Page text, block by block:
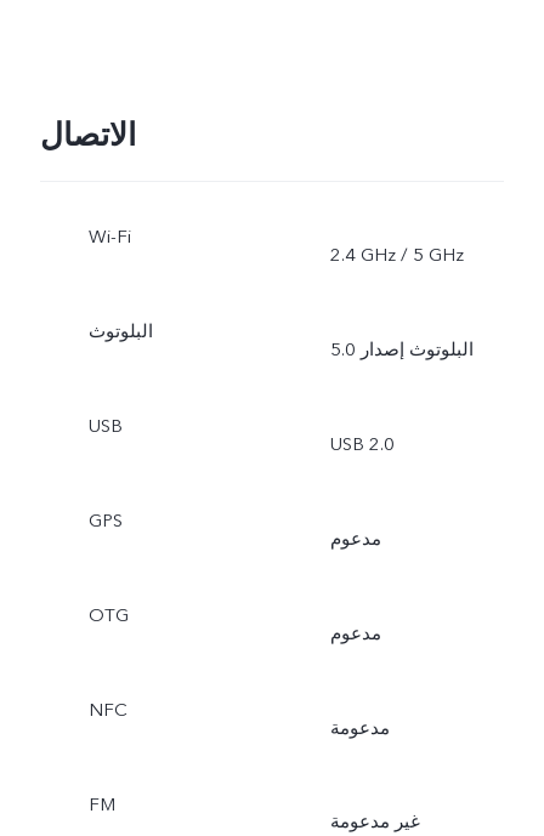
الاتصال
Wi-Fi
2.4 GHz / 5 GHz
البلوتوث
البلوتوث إصدار 5.0
USB
USB 2.0
GPS
مدعوم
OTG
مدعوم
NFC
مدعومة
FM
غير مدعومة